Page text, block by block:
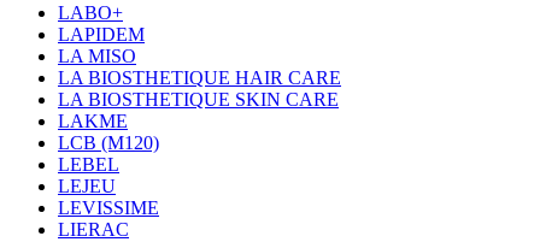
LABO+
LAPIDEM
LA MISO
LA BIOSTHETIQUE HAIR CARE
LA BIOSTHETIQUE SKIN CARE
LAKME
LCB (M120)
LEBEL
LEJEU
LEVISSIME
LIERAC